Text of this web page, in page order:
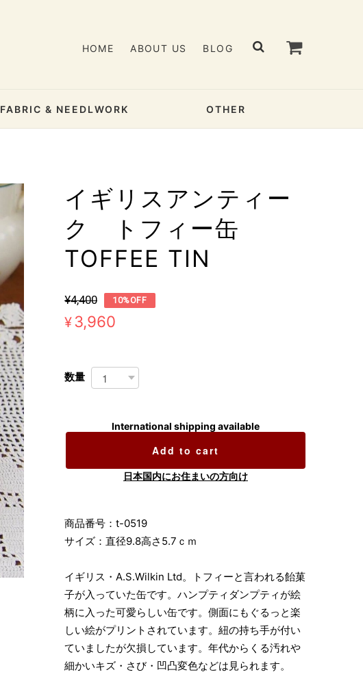
HOME ABOUT US BLOG
FABRIC & NEEDLWORK OTHER
イギリスアンティー
ク トフィー缶
TOFFEE TIN
¥4,400 10%OFF
¥3,960
数量
International shipping available
Add to cart
日本国内にお住まいの方向け
商品番号：t-0519
サイズ：直径9.8高さ5.7ｃｍ
イギリス・A.S.Wilkin Ltd。トフィーと言われる飴菓
子が入っていた缶です。ハンプティダンプティが絵
柄に入った可愛らしい缶です。側面にもぐるっと楽
しい絵がプリントされています。紐の持ち手が付い
ていましたが欠損しています。年代からくる汚れや
細かいキズ・さび・凹凸変色などは見られます。